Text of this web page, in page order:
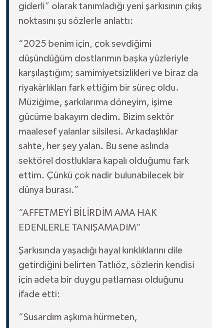
giderli” olarak tanımladığı yeni şarkısının çıkış
noktasını şu sözlerle anlattı:
“2025 benim için, çok sevdiğimi
düşündüğüm dostlarımın başka yüzleriyle
karşılaştığım; samimiyetsizlikleri ve biraz da
riyakârlıkları fark ettiğim bir süreç oldu.
Müziğime, şarkılarıma döneyim, işime
gücüme bakayım dedim. Bizim sektör
maalesef yalanlar silsilesi. Arkadaşlıklar
sahte, her şey yalan. Bu sene aslında
sektörel dostluklara kapalı olduğumu fark
ettim. Çünkü çok nadir bulunabilecek bir
dünya burası.”
“AFFETMEYİ BİLİRDİM AMA HAK
EDENLERLE TANIŞAMADIM”
Şarkısında yaşadığı hayal kırıklıklarını dile
getirdiğini belirten Tatlıöz, sözlerin kendisi
için adeta bir duygu patlaması olduğunu
ifade etti:
“Susardım aşkıma hürmeten,